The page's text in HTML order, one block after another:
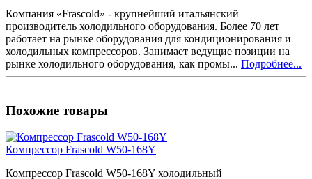
Компания «Frascold» - крупнейший итальянский
производитель холодильного оборудования. Более 70 лет
работает на рынке оборудования для кондиционирования и
холодильных компрессоров. Занимает ведущие позиции на
рынке холодильного оборудования, как промы... Подробнее...
Похожие товары
Компрессор Frascold W50-168Y
Компрессор Frascold W50-168Y холодильный